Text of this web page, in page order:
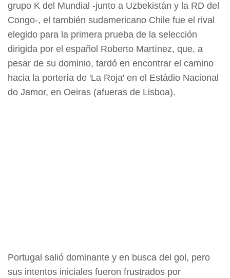
grupo K del Mundial -junto a Uzbekistán y la RD del
Congo-, el también sudamericano Chile fue el rival
elegido para la primera prueba de la selección
dirigida por el español Roberto Martínez, que, a
pesar de su dominio, tardó en encontrar el camino
hacia la portería de 'La Roja' en el Estádio Nacional
do Jamor, en Oeiras (afueras de Lisboa).
Portugal salió dominante y en busca del gol, pero
sus intentos iniciales fueron frustrados por